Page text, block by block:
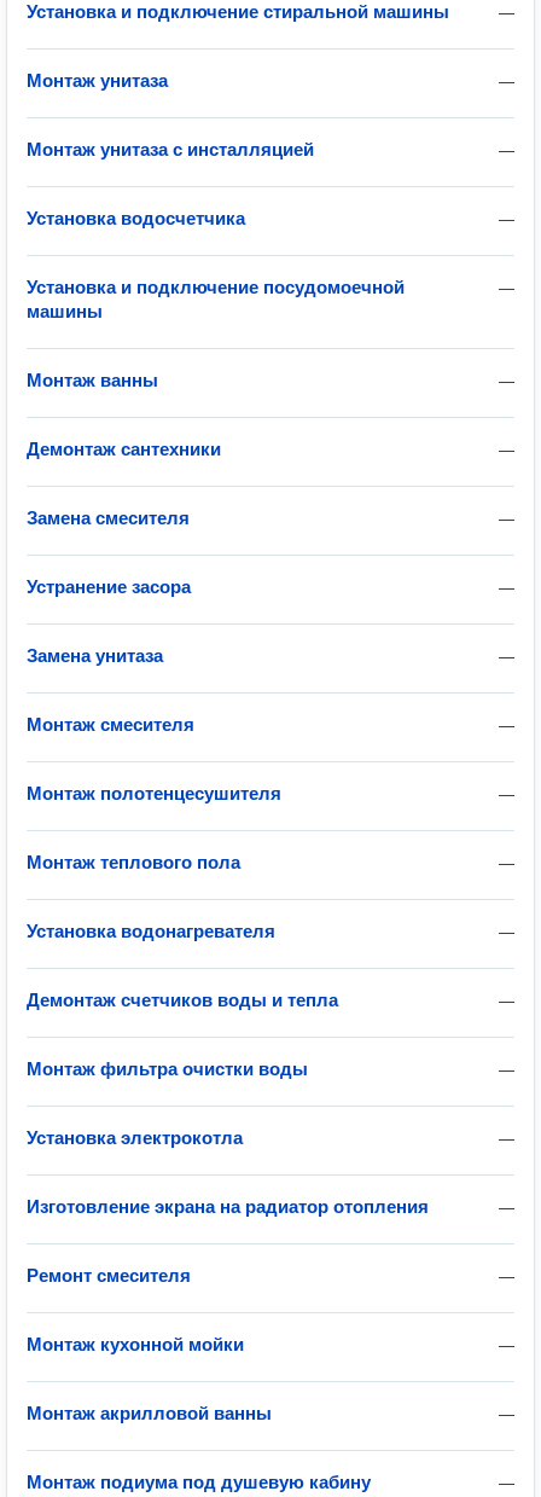
—
Установка и подключение стиральной машины
—
Монтаж унитаза
—
Монтаж унитаза с инсталляцией
—
Установка водосчетчика
—
Установка и подключение посудомоечной
машины
—
Монтаж ванны
—
Демонтаж сантехники
—
Замена смесителя
—
Устранение засора
—
Замена унитаза
—
Монтаж смесителя
—
Монтаж полотенцесушителя
—
Монтаж теплового пола
—
Установка водонагревателя
—
Демонтаж счетчиков воды и тепла
—
Монтаж фильтра очистки воды
—
Установка электрокотла
—
Изготовление экрана на радиатор отопления
—
Ремонт смесителя
—
Монтаж кухонной мойки
—
Монтаж акрилловой ванны
—
Монтаж подиума под душевую кабину